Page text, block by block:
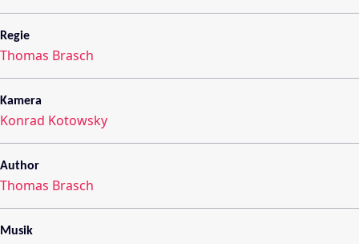
Regie
Thomas Brasch
Kamera
Konrad Kotowsky
Author
Thomas Brasch
Musik